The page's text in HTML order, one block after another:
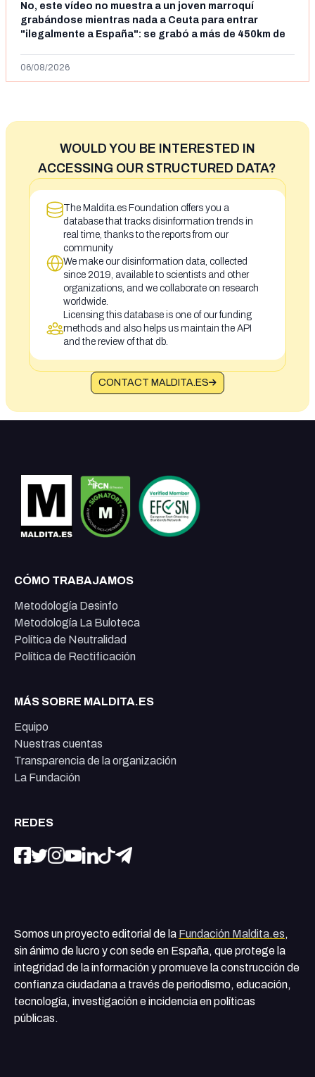
No, este vídeo no muestra a un joven marroquí
grabándose mientras nada a Ceuta para entrar
"ilegalmente a España": se grabó a más de 450km de
06/08/2026
WOULD YOU BE INTERESTED IN
ACCESSING OUR STRUCTURED DATA?
The Maldita.es Foundation offers you a
database that tracks disinformation trends in
real time, thanks to the reports from our
community
We make our disinformation data, collected
since 2019, available to scientists and other
organizations, and we collaborate on research
worldwide.
Licensing this database is one of our funding
methods and also helps us maintain the API
and the review of that db.
CONTACT MALDITA.ES
CÓMO TRABAJAMOS
Metodología Desinfo
Metodología La Buloteca
Política de Neutralidad
Política de Rectificación
MÁS SOBRE MALDITA.ES
Equipo
Nuestras cuentas
Transparencia de la organización
La Fundación
REDES
Somos un proyecto editorial de la Fundación Maldita.es,
sin ánimo de lucro y con sede en España, que protege la
integridad de la información y promueve la construcción de
confianza ciudadana a través de periodismo, educación,
tecnología, investigación e incidencia en políticas
públicas.